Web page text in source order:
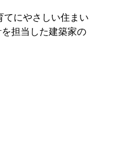
てにやさしい住まい
担当した建築家の